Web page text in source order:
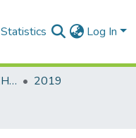
Statistics Log In
МАТЕРІАЛИ КОНФЕРЕНЦІЙ
2019